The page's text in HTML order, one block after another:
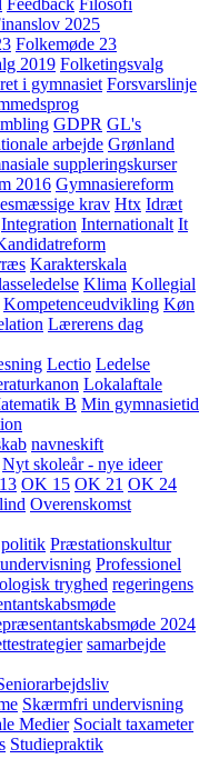
Feedback Filosofi
2025
Folkemøde 23
2019 Folketingsvalg
i gymnasiet Forsvarslinje
GDPR GL's
arbejde Grønland
suppleringskurser
2016 Gymnasiereform
krav Htx Idræt
Integration Internationalt It
Karakterskala
Klima Kollegial
Kompetenceudvikling Køn
Lærerens dag
Lectio Ledelse
Lokalaftale
B Min gymnasietid
navneskift
Nyt skoleår - nye ideer
OK 15 OK 21 OK 24
Overenskomst
politik Præstationskultur
Professionel
tryghed regeringens
2024
samarbejde
Skærmfri undervisning
Medier Socialt taxameter
Studiepraktik